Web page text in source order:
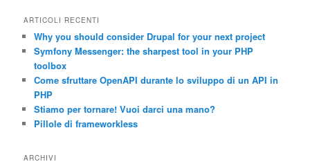
c
ARTICOLI RECENTI
Why you should consider Drupal for your next project
Symfony Messenger: the sharpest tool in your PHP
toolbox
Come sfruttare OpenAPI durante lo sviluppo di un API in
PHP
Stiamo per tornare! Vuoi darci una mano?
Pillole di frameworkless
ARCHIVI